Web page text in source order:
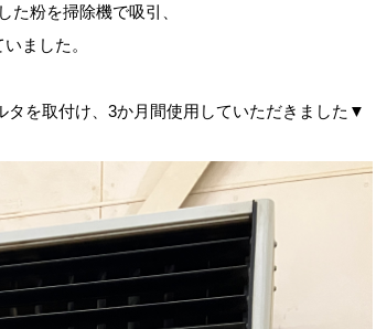
た粉を掃除機で吸引、
ました。
を取付け、3か月間使用していただきました▼